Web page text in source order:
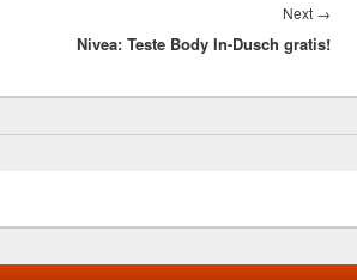
Next →
post:
Nivea: Teste Body In-Dusch gratis!